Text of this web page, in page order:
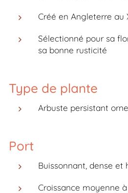
Créé en Angleterre au
Sélectionné pour sa
sa bonne rusticité
Type de plante
Arbuste persistant
Port
Buissonnant, dense et
Croissance moyenne